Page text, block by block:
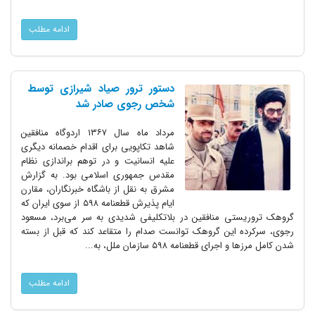
ادامه مطلب
دستور ترور صیاد شیرازی توسط
شخص رجوی صادر شد
مرداد ماه سال ۱۳۶۷ اردوگاه منافقین
شاهد تکاپویی برای اقدام خصمانه دیگری
علیه انسانیت و در توهم براندازی نظام
مقدس جمهوری اسلامی بود. به گزارش
مشرق به نقل از باشگاه خبرنگاران، مقارن
ایام پذیرش قطعنامه ۵۹۸ از سوی ایران که
گروهک تروریستی منافقین در بلاتکلیفی شدیدی به سر می‌برد، مسعود
رجوی، سرکرده این گروهک توانست صدام را متقاعد کند که قبل از بسته
شدن کامل مرزها و اجرای قطعنامه ۵۹۸ سازمان ملل، به...
ادامه مطلب